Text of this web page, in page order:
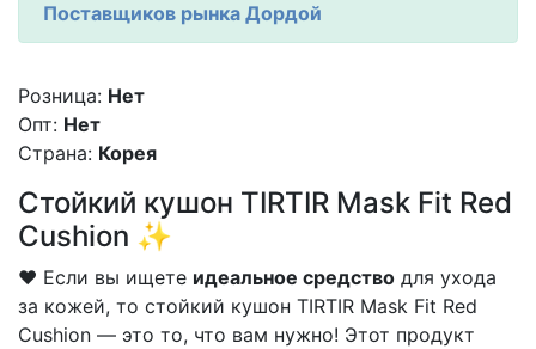
Поставщиков рынка Дордой
Розница: Нет
Опт: Нет
Страна: Корея
Стойкий кушон TIRTIR Mask Fit Red
Cushion ✨
❤️ Если вы ищете идеальное средство для ухода
за кожей, то стойкий кушон TIRTIR Mask Fit Red
Cushion — это то, что вам нужно! Этот продукт